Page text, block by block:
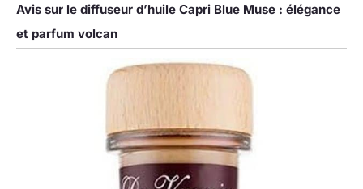
Avis sur le diffuseur d’huile Capri Blue Muse : élégance
et parfum volcan